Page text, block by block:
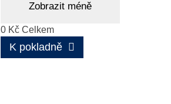
Zobrazit méně
0 Kč Celkem
K pokladně